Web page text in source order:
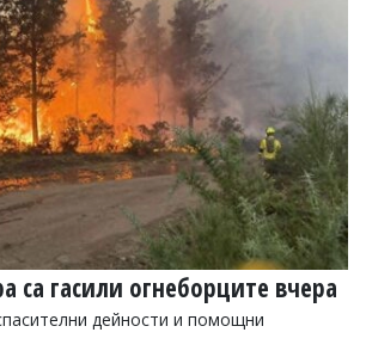
са гасили огнеборците вчера
дейности и помощни